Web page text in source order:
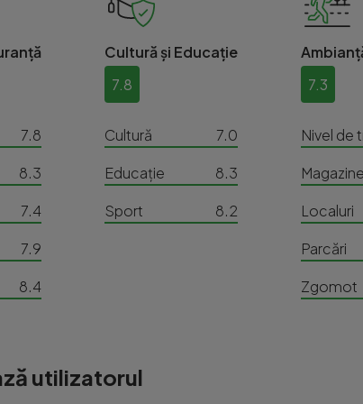
7.8
8.3
7.4
7.9
8.4
Cultură și Educație
7.8
Cultură
7.0
Educație
8.3
Sport
8.2
7.3
Nivel de
Magazine
Localuri
Parcări
Zgomot
utilizatorul